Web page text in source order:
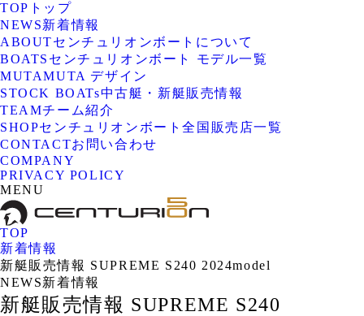
TOP トップ
NEWS新着情報
ABOUTセンチュリオンボートについて
BOATS センチュリオンボート モデル一覧
MUTAMUTA デザイン
STOCK BOATs中古艇・新艇販売情報
TEAMチーム紹介
SHOPセンチュリオンボート全国販売店一覧
CONTACTお問い合わせ
COMPANY
PRIVACY POLICY
MENU
TOP
新着情報
新艇販売情報 SUPREME S240 2024model
NEWS新着情報
新艇販売情報 SUPREME S240